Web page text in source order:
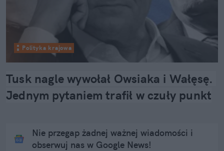
Polityka krajowa
Tusk nagle wywołał Owsiaka i Wałęsę.
Jednym pytaniem trafił w czuły punkt
Nie przegap żadnej ważnej wiadomości i
obserwuj nas w Google News!